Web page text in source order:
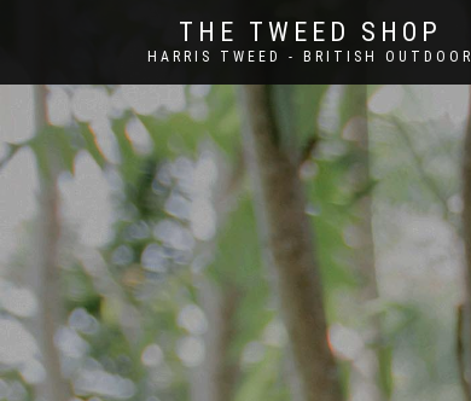
THE TWEED SHOP
HARRIS TWEED - BRITISH OUTDOOR